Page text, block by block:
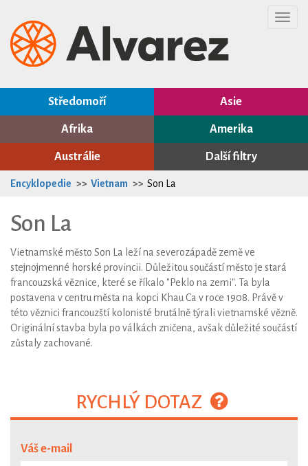
Středomoří Asie
Afrika Amerika
Austrálie Další filtry
Encyklopedie Vietnam Son La
Son La
Vietnamské město Son La leží na severozápadě země ve
stejnojmenné horské provincii. Důležitou součástí město je stará
francouzská věznice, které se říkalo "Peklo na zemi". Ta byla
postavena v centru města na kopci Khau Ca v roce 1908. Právě v
této věznici francouzští kolonisté brutálně týrali vietnamské vězně.
Originální stavba byla po válkách zničena, avšak důležité součástí
zůstaly zachované.
RYCHLÝ DOTAZ
Váš e-mail